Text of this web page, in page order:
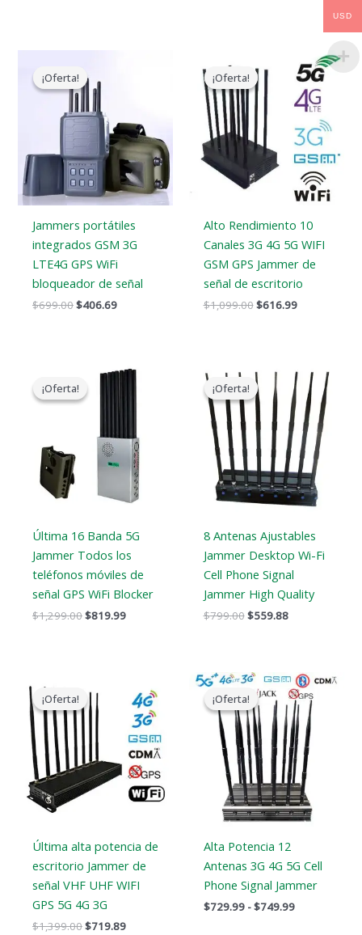
¡Oferta!
¡Oferta!
Jammers portátiles
integrados GSM 3G
LTE4G GPS WiFi
bloqueador de señal
$699.00
original
era:
$699.00.
$406.69
¡Oferta!
¡Oferta!
Alto Rendimiento 10
Canales 3G 4G 5G WIFI
GSM GPS Jammer de
señal de escritorio
$1,099.00
precio
original
era:
$1,099.00.
$616.99
precio
actual
es:
$616.99.
¡Oferta!
¡Oferta!
Última 16 Banda 5G
Jammer Todos los
teléfonos móviles de
señal GPS WiFi Blocker
$1,299.00
original
$819.99
El
precio
¡Oferta!
¡Oferta!
8 Antenas Ajustables
Jammer Desktop Wi-Fi
Cell Phone Signal
Jammer High Quality
$799.00
precio
original
era:
$799.00.
$559.88
precio
actual
es:
$559.88.
¡Oferta!
¡Oferta!
Última alta potencia de
escritorio Jammer de
señal VHF UHF WIFI
GPS 5G 4G 3G
$1,399.00
precio
original
era:
$1,399.00.
$719.89
precio
actual
es:
$719.89.
¡Oferta!
¡Oferta!
Alta Potencia 12
Antenas 3G 4G 5G Cell
Phone Signal Jammer
$729.99 -$749.99
Gama
de
precios:
$729.99
a
$749.99
USD